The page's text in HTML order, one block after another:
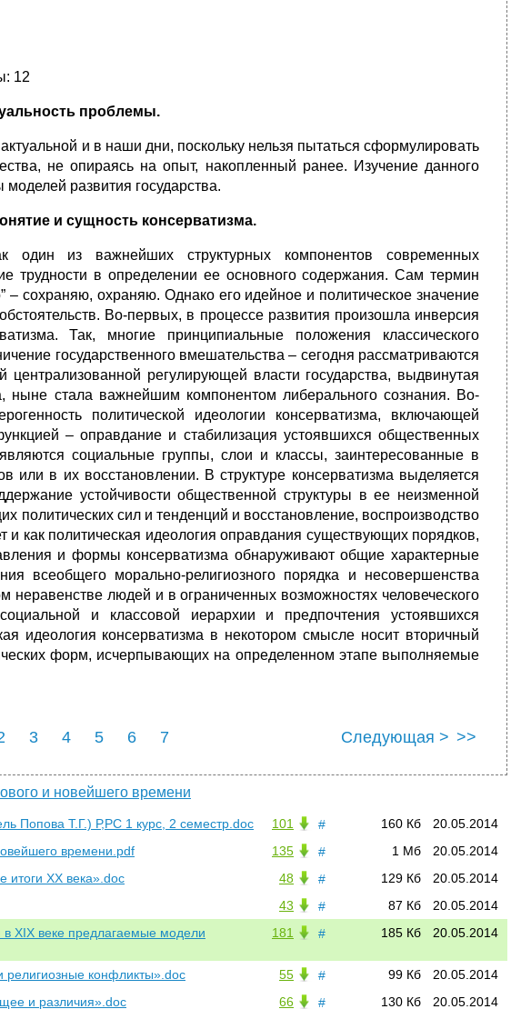
12
проблемы.
и в наши дни, поскольку нельзя пытаться сформулировать
не опираясь на опыт, накопленный ранее. Изучение данного
развития государства.
и сущность консерватизма.
один из важнейших структурных компонентов современных
трудности в определении ее основного содержания. Сам термин
– сохраняю, охраняю. Однако его идейное и политическое значение
Во-первых, в процессе развития произошла инверсия
Так, многие принципиальные положения классического
государственного вмешательства – сегодня рассматриваются
регулирующей власти государства, выдвинутая
ныне стала важнейшим компонентом либерального сознания. Во-
политической идеологии консерватизма, включающей
– оправдание и стабилизация устоявшихся общественных
социальные группы, слои и классы, заинтересованные в
или в их восстановлении. В структуре консерватизма выделяется
устойчивости общественной структуры в ее неизменной
политических сил и тенденций и восстановление, воспроизводство
и как политическая идеология оправдания существующих порядков,
и формы консерватизма обнаруживают общие характерные
всеобщего морально-религиозного порядка и несовершенства
людей и в ограниченных возможностях человеческого
и классовой иерархии и предпочтения устоявшихся
идеология консерватизма в некотором смысле носит вторичный
форм, исчерпывающих на определенном этапе выполняемые
3 4 5 6 7 Следующая > >>
и новейшего времени
# 20.05.2014
160 Кб
101
Попова Т.Г.) Р,РС 1 курс, 2 семестр.doc
#
20.05.2014
1 Мб
135
времени.pdf
#
20.05.2014
129 Кб
48
итоги XX века».doc
#
20.05.2014
87 Кб
43
#
20.05.2014
185 Кб
181
XIX веке предлагаемые модели
#
20.05.2014
99 Кб
55
религиозные конфликты».doc
#
20.05.2014
130 Кб
66
и различия».doc